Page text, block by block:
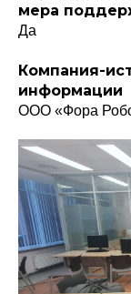
мера
Да
Компания-
информации
ООО «Фора